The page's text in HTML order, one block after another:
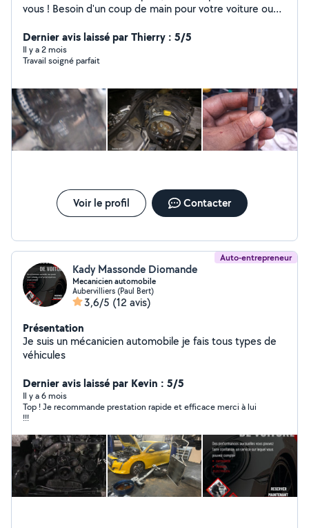
vous ! Besoin d'un coup de main pour votre voiture ou
sérieux, réactif et équipé pour intervenir directement
chez vous. Que ce soit pour une panne, un diagnostic ou
des réparations plus complexes, je m'adapte à vos
Devis gratuit Intervention rapide
Dernier avis laissé par Thierry : 5/5
Il y a 2 mois
Travail soigné parfait
Voir le profil Contacter
Auto-entrepreneur
Kady Massonde Diomande
Mecanicien automobile
Aubervilliers (Paul Bert)
3,6/5 (12 avis)
Présentation
Je suis un mécanicien automobile je fais tous types de
véhicules
Dernier avis laissé par Kevin : 5/5
Il y a 6 mois
Top ! Je recommande prestation rapide et efficace merci à lui
!!!